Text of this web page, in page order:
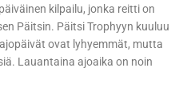
kilpailu, jonka reitti on
Päitsin. Päitsi Trophyyn kuuluu
ovat lyhyemmät, mutta
Lauantaina ajoaika on noin